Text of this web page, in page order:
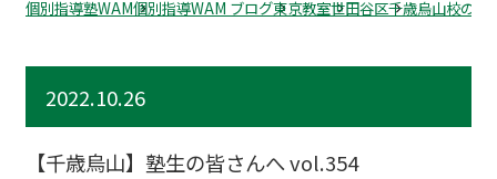
個別指導塾WAM個別指導WAM ブログ東京教室世田谷区千歳烏山校のス
2022.10.26
【千歳烏山】塾生の皆さんへ vol.354